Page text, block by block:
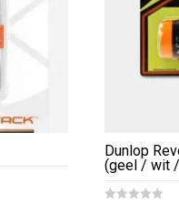
Dunlop
(geel / wit